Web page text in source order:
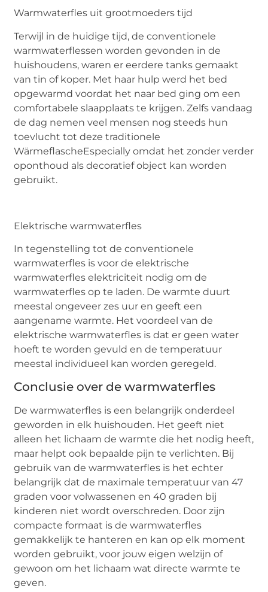
Warmwaterfles uit grootmoeders tijd
Terwijl in de huidige tijd, de conventionele
warmwaterflessen worden gevonden in de
huishoudens, waren er eerdere tanks gemaakt
van tin of koper. Met haar hulp werd het bed
opgewarmd voordat het naar bed ging om een
comfortabele slaapplaats te krijgen. Zelfs vandaag
de dag nemen veel mensen nog steeds hun
toevlucht tot deze traditionele
WärmeflascheEspecially omdat het zonder verder
oponthoud als decoratief object kan worden
gebruikt.
Elektrische warmwaterfles
In tegenstelling tot de conventionele
warmwaterfles is voor de elektrische
warmwaterfles elektriciteit nodig om de
warmwaterfles op te laden. De warmte duurt
meestal ongeveer zes uur en geeft een
aangename warmte. Het voordeel van de
elektrische warmwaterfles is dat er geen water
hoeft te worden gevuld en de temperatuur
meestal individueel kan worden geregeld.
Conclusie over de warmwaterfles
De warmwaterfles is een belangrijk onderdeel
geworden in elk huishouden. Het geeft niet
alleen het lichaam de warmte die het nodig heeft,
maar helpt ook bepaalde pijn te verlichten. Bij
gebruik van de warmwaterfles is het echter
belangrijk dat de maximale temperatuur van 47
graden voor volwassenen en 40 graden bij
kinderen niet wordt overschreden. Door zijn
compacte formaat is de warmwaterfles
gemakkelijk te hanteren en kan op elk moment
worden gebruikt, voor jouw eigen welzijn of
gewoon om het lichaam wat directe warmte te
geven.